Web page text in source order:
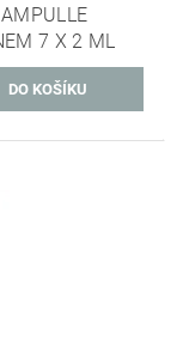
7 X 2 ML